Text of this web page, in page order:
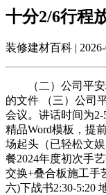
十分2/6行程
装修建材百科 |
（二）公司平安
的文件 （三）公司
会议。讲话时间为
精品Word模板，提
场起头（已轻松文
餐2024年度初次手
交换+叠合板施工手
六)下战书2:30-5:20